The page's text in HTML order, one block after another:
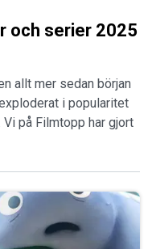
och serier 2025
allt mer sedan början
i popularitet
på Filmtopp har gjort